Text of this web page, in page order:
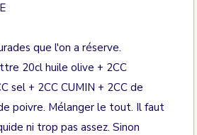
que l'on a réserve.
20cl huile olive + 2CC
sel + 2CC CUMIN + 2CC de
poivre. Mélanger le tout. Il faut
ni trop pas assez. Sinon